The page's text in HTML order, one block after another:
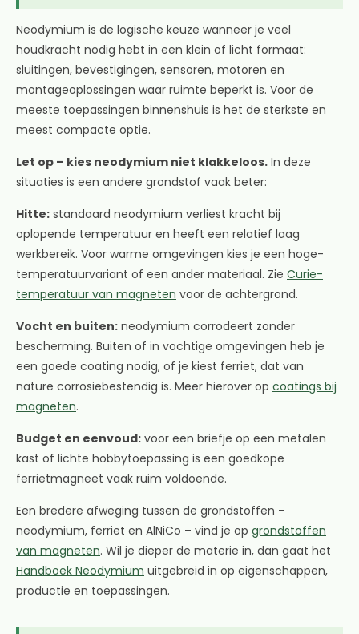
Neodymium is de logische keuze wanneer je veel
houdkracht nodig hebt in een klein of licht formaat:
sluitingen, bevestigingen, sensoren, motoren en
montageoplossingen waar ruimte beperkt is. Voor de
meeste toepassingen binnenshuis is het de sterkste en
meest compacte optie.
Let op – kies neodymium niet klakkeloos. In deze
situaties is een andere grondstof vaak beter:
Hitte: standaard neodymium verliest kracht bij
oplopende temperatuur en heeft een relatief laag
werkbereik. Voor warme omgevingen kies je een hoge-
temperatuurvariant of een ander materiaal. Zie Curie-
temperatuur van magneten voor de achtergrond.
Vocht en buiten: neodymium corrodeert zonder
bescherming. Buiten of in vochtige omgevingen heb je
een goede coating nodig, of je kiest ferriet, dat van
nature corrosiebestendig is. Meer hierover op coatings bij
magneten.
Budget en eenvoud: voor een briefje op een metalen
kast of lichte hobbytoepassing is een goedkope
ferrietmagneet vaak ruim voldoende.
Een bredere afweging tussen de grondstoffen –
neodymium, ferriet en AlNiCo – vind je op grondstoffen
van magneten. Wil je dieper de materie in, dan gaat het
Handboek Neodymium uitgebreid in op eigenschappen,
productie en toepassingen.